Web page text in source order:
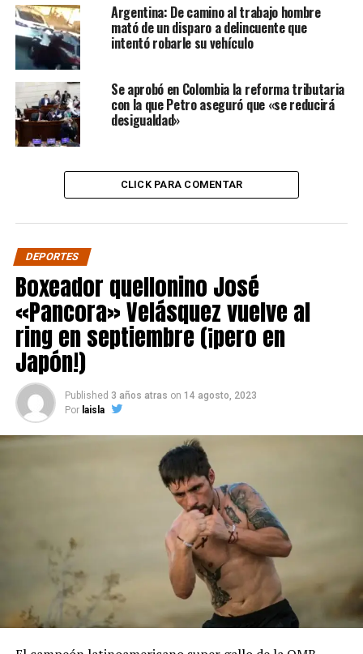
Argentina: De camino al trabajo hombre
mató de un disparo a delincuente que
intentó robarle su vehículo
Se aprobó en Colombia la reforma tributaria
con la que Petro aseguró que «se reducirá
desigualdad»
CLICK PARA COMENTAR
DEPORTES
Boxeador quellonino José
«Pancora» Velásquez vuelve al
ring en septiembre (¡pero en
Japón!)
Published 3 años atras on 14 agosto, 2023
Por laisla